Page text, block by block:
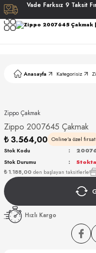
Vade Farksız 9 Taksit
Anasayfa Kategorisiz
Zippo Çakmak
Zippo 2007645 Çakmak
₺ 3.564,00 Online'a özel fırsat
₺ 1.188,00 den başlayan taksitlerle!
Stok Kodu
Stok Durumu
Hızlı Kargo